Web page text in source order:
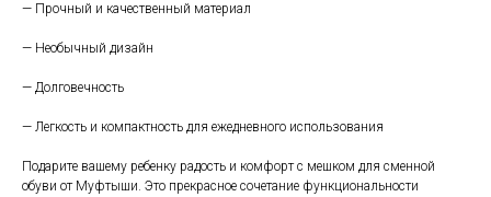
— Прочный и качественный материал
— Необычный дизайн
— Долговечность
— Легкость и компактность для ежедневного использования
Подарите вашему ребенку радость и комфорт с мешком для сменной
обуви от Муфтыши. Это прекрасное сочетание функциональности